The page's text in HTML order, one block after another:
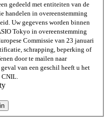
gedeeld met entiteiten van de
handelen in overeenstemming
Uw gegevens worden binnen
Tokyo in overeenstemming
Commissie van 23 januari
schrapping, beperking of
door te mailen naar
van een geschil heeft u het
CNIL.